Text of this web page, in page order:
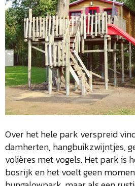
Over het hele park verspreid
damherten, hangbuikzwijntjes,
volières met vogels. Het park is
bosrijk en het voelt geen